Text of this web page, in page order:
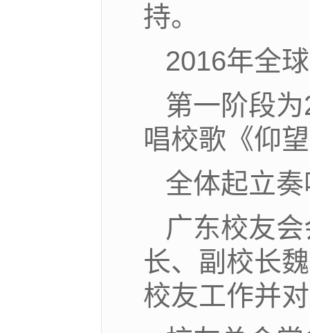
持。
2016年全
第一阶段
唱校歌《仰
全体起立
广东校友
长、副校长
校友工作并